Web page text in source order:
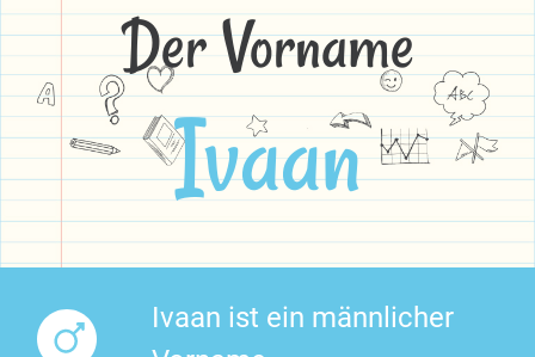
Der Vorname
Ivaan
Ivaan ist ein männlicher